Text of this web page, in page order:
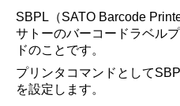
SBPL（SATO Barcode
サトーのバーコードラベル
ドのことです。
プリンタコマンドとして
を設定します。